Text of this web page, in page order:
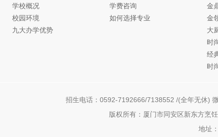
学校概况
校园环境
九大办学优势
学费咨询
如何选择专业
金
金
大
时
经
时
招生电话：0592-7192666/7138552 /(全年无休)
版权所有：厦门市同安区新东方烹
地址